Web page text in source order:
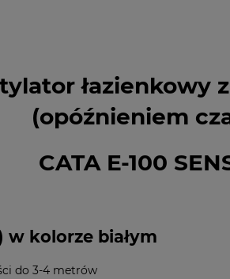
łazienkowy
(opóźnieniem
CATA E-100
w kolorze białym
do 3-4 metrów